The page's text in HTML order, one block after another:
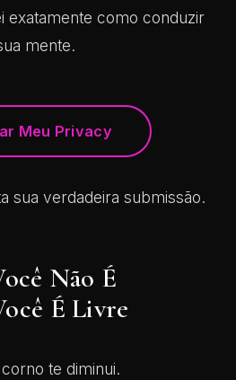
exatamente como conduzir
mente.
Meu Privacy
sua verdadeira submissão.
Não É
É Livre
te diminui.